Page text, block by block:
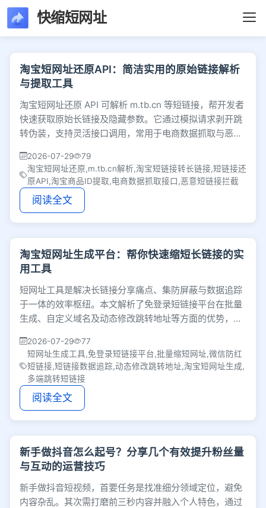
快缩短网址
文章列表 - 第168页
淘宝短网址还原API：简洁实用的原始链接解析
与提取工具
淘宝短网址还原 API 可解析 m.tb.cn 等短链接，帮开发者
快速获取原始长链接及隐藏参数。它通过模拟请求剥开跳
转伪装，支持灵活接口调用，常用于电商数据抓取与恶意
2026-07-29
79
淘宝短网址还原,m.tb.cn解析,淘宝短链接转长链接,短链接还
原API,淘宝商品ID提取,电商数据抓取接口,恶意短链接拦截
阅读全文
淘宝短网址生成平台：帮你快速缩短长链接的实
用工具
短网址工具是解决长链接分享痛点、集防屏蔽与数据追踪
于一体的效率枢纽。本文解析了免登录短链接平台在批量
生成、自定义域名及动态修改跳转地址等方面的优势，帮
2026-07-29
77
短网址生成工具,免登录短链接平台,批量缩短网址,微信防红
短链接,短链接数据追踪,动态修改跳转地址,淘宝短网址生成,
多端跳转短链接
阅读全文
新手做抖音怎么起号？分享几个有效提升粉丝量
与互动的运营技巧
新手做抖音短视频，首要任务是找准细分领域定位，避免
内容杂乱。其次需打磨前三秒内容并融入个人特色，通过